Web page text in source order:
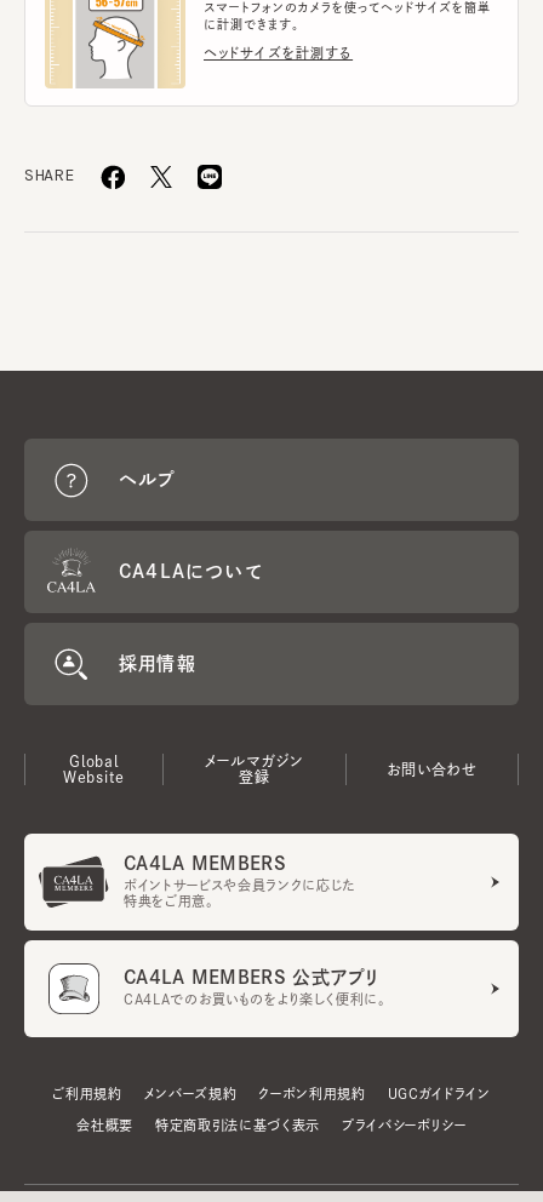
スマートフォンのカメラを使ってヘッドサイズを簡単
に計測できます。
ヘッドサイズを計測する
SHARE
ヘルプ
CA4LAについて
採用情報
Global
Website
メールマガジン
登録
お問い合わせ
CA4LA MEMBERS
ポイントサービスや会員ランクに応じた
特典をご用意。
CA4LA MEMBERS 公式アプリ
CA4LAでのお買いものをより楽しく便利に。
ご利用規約 メンバーズ規約 クーポン利用規約 UGCガイドライン
会社概要 特定商取引法に基づく表示 プライバシーポリシー